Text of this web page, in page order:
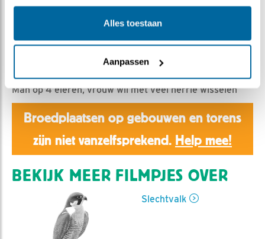
Alles toestaan
Aanpassen
Welkom in Ede
Bewaar dit filmpje |
358x
Man op 4 eieren, vrouw wil met veel herrie wisselen
Broedplaatsen op gebouwen en torens
zijn niet vanzelfsprekend. Help mee!
BEKIJK MEER FILMPJES OVER
Slechtvalk